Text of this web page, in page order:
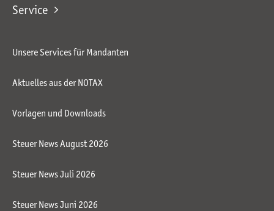
Service
Unsere Services für Mandanten
Aktuelles aus der NOTAX
Vorlagen und Downloads
Steuer News August 2026
Steuer News Juli 2026
Steuer News Juni 2026